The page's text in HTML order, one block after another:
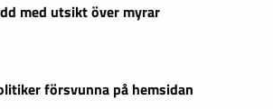
med utsikt över myrar
försvunna på hemsidan